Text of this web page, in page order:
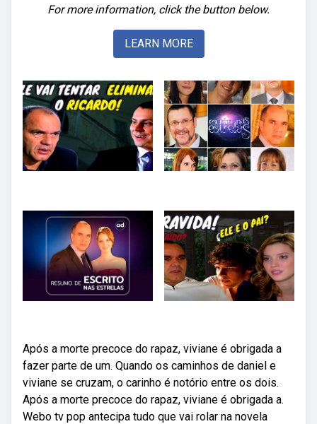
For more information, click the button below.
LEARN MORE
Após a morte precoce do rapaz, viviane é obrigada a
fazer parte de um. Quando os caminhos de daniel e
viviane se cruzam, o carinho é notório entre os dois.
Após a morte precoce do rapaz, viviane é obrigada a.
Webo tv pop antecipa tudo que vai rolar na novela